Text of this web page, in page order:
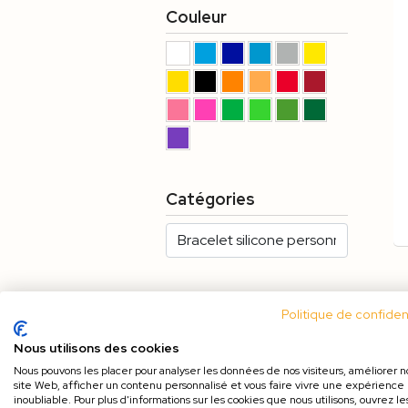
Couleur
Catégories
Politique de
Nous utilisons des cookies
Nous pouvons les placer pour analyser les données de nos visiteurs, améliorer
site Web, afficher un contenu personnalisé et vous faire vivre une expérience
inoubliable. Pour plus d'informations sur les cookies que nous utilisons, ouvrez